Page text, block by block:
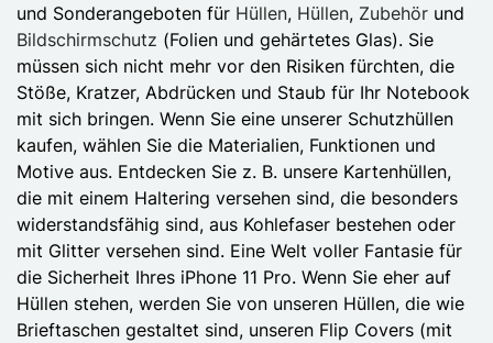
und Sonderangeboten für Hüllen, Hüllen, Zubehör und
Bildschirmschutz (Folien und gehärtetes Glas). Sie
müssen sich nicht mehr vor den Risiken fürchten, die
Stöße, Kratzer, Abdrücken und Staub für Ihr Notebook
mit sich bringen. Wenn Sie eine unserer Schutzhüllen
kaufen, wählen Sie die Materialien, Funktionen und
Motive aus. Entdecken Sie z. B. unsere Kartenhüllen,
die mit einem Haltering versehen sind, die besonders
widerstandsfähig sind, aus Kohlefaser bestehen oder
mit Glitter versehen sind. Eine Welt voller Fantasie für
die Sicherheit Ihres iPhone 11 Pro. Wenn Sie eher auf
Hüllen stehen, werden Sie von unseren Hüllen, die wie
Brieftaschen gestaltet sind, unseren Flip Covers (mit